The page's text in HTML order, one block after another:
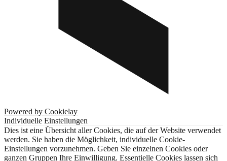
Powered by Cookielay
Individuelle Einstellungen
Dies ist eine Übersicht aller Cookies, die auf der Website verwendet
werden. Sie haben die Möglichkeit, individuelle Cookie-
Einstellungen vorzunehmen. Geben Sie einzelnen Cookies oder
ganzen Gruppen Ihre Einwilligung. Essentielle Cookies lassen sich